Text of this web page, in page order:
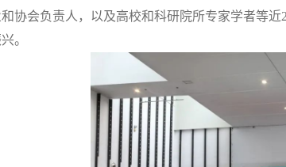
协会负责人，以及高校和科研院所专家学者等
。